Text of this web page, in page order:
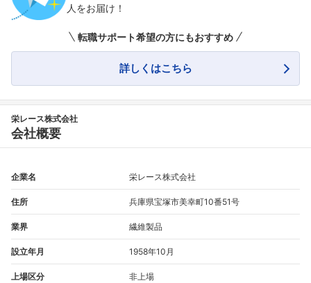
人をお届け！
転職サポート希望の方にもおすすめ
詳しくはこちら
栄レース株式会社
会社概要
企業名 栄レース株式会社
住所 兵庫県宝塚市美幸町10番51号
業界 繊維製品
設立年月 1958年10月
上場区分 非上場